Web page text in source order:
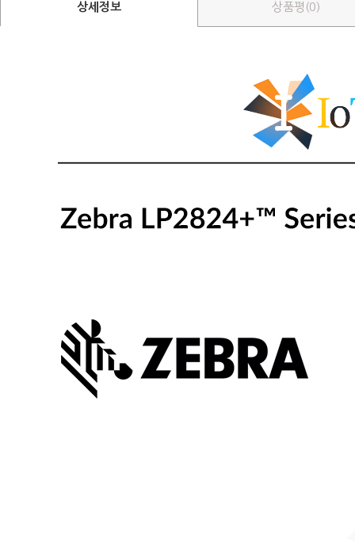
상세정보 상품평(0)